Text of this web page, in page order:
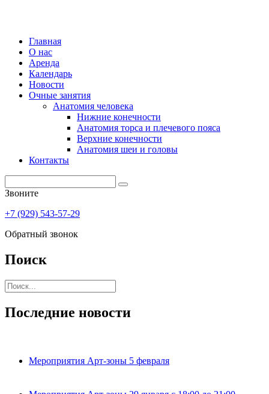
Главная
О нас
Аренда
Календарь
Новости
Очные занятия
Анатомия человека
Нижние конечности
Анатомия торса и плечевого пояса
Верхние конечности
Анатомия шеи и головы
Контакты
Звоните
+7 (929) 543-57-29
Обратный звонок
Поиск
Последние новости
Мероприятия Арт-зоны 5 февраля